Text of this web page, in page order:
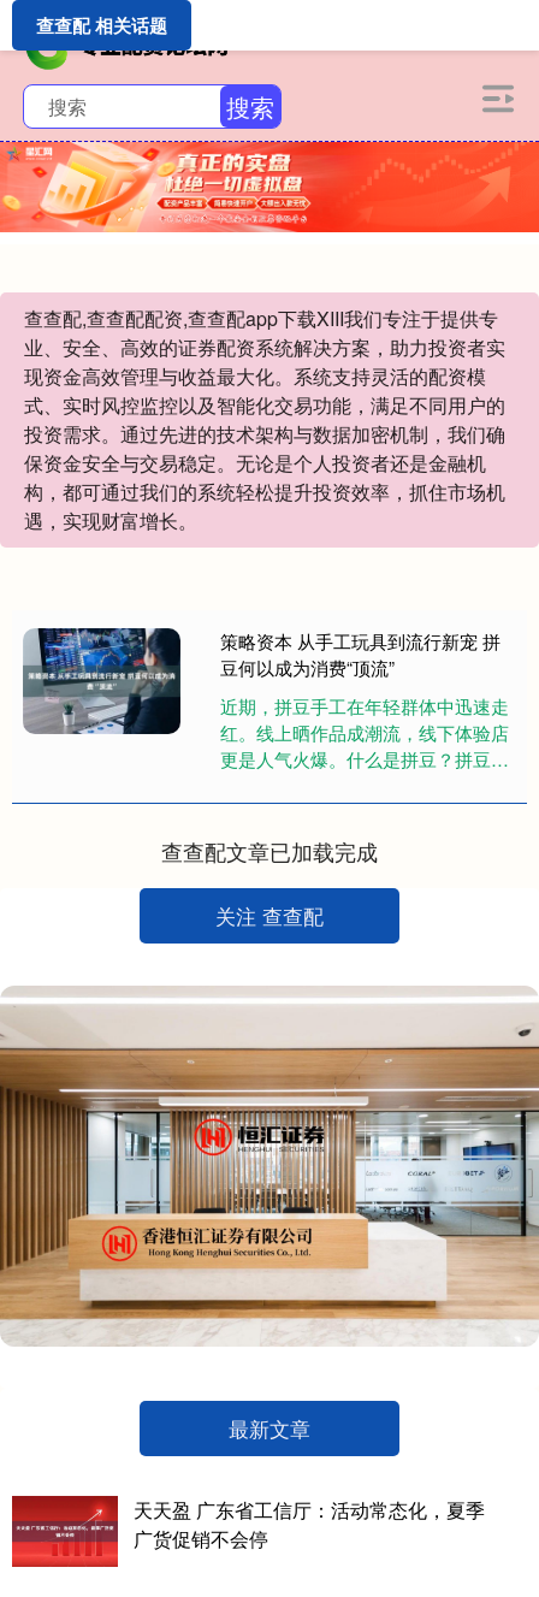
搜索
查查配,查查配配资,查查配app下载XIII‌我们专注于提供专
业、安全、高效的证券配资系统解决方案，助力投资者实
现资金高效管理与收益最大化。系统支持灵活的配资模
式、实时风控监控以及智能化交易功能，满足不同用户的
投资需求。通过先进的技术架构与数据加密机制，我们确
保资金安全与交易稳定。无论是个人投资者还是金融机
构，都可通过我们的系统轻松提升投资效率，抓住市场机
遇，实现财富增长。
查查配 相关话题
策略资本 从手工玩具到流行新宠 拼
豆何以成为消费“顶流”
近期，拼豆手工在年轻群体中迅速走
红。线上晒作品成潮流，线下体验店
更是人气火爆。什么是拼豆？拼豆有
按照图纸放在板子上，拼出图案之....
查查配文章已加载完成
关注 查查配
最新文章
天天盈 广东省工信厅：活动常态化，夏季
广货促销不会停